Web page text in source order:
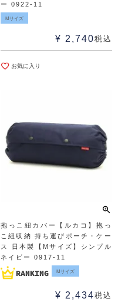
ー 0922-11
Mサイズ
¥ 2,740税込
お気に入り
抱っこ紐カバー【ルカコ】抱っ
こ紐収納 持ち運びポーチ・ケー
ス 日本製【Mサイズ】シンプル
ネイビー 0917-11
Mサイズ
¥ 2,434税込